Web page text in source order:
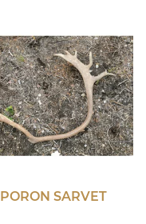
PORON SARVET